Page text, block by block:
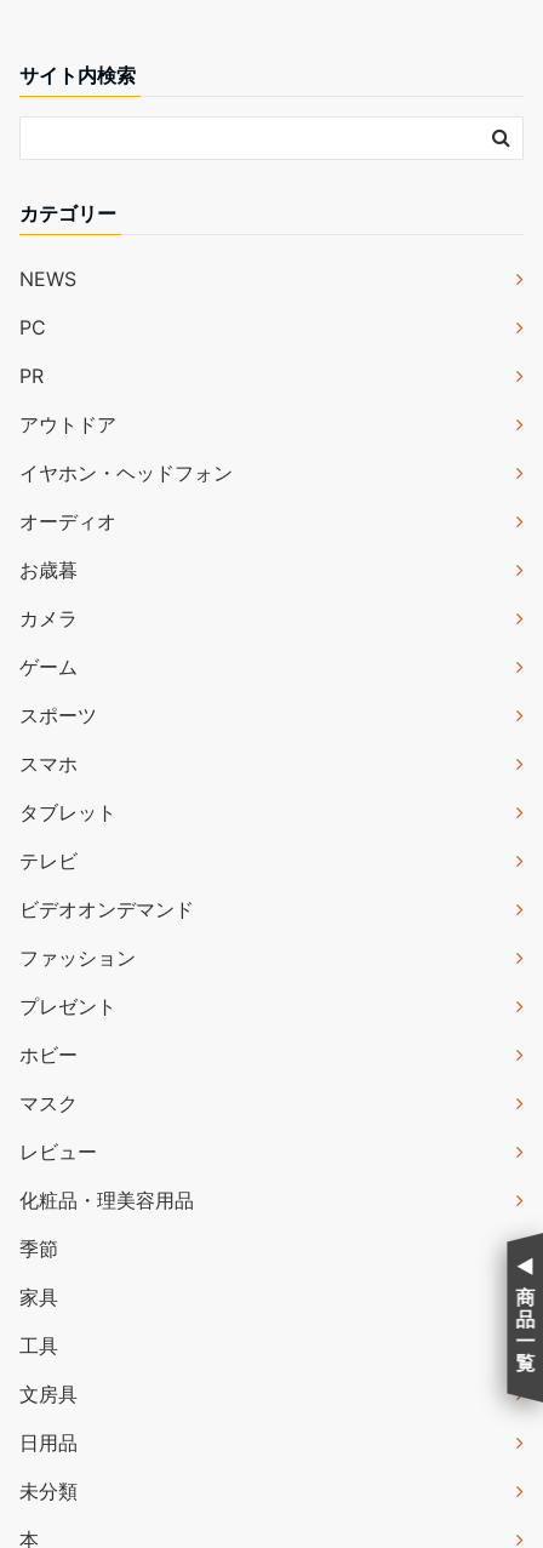
商
品
一
覧
サイト内検索
カテゴリー
NEWS
PC
PR
アウトドア
イヤホン・ヘッドフォン
オーディオ
お歳暮
カメラ
ゲーム
スポーツ
スマホ
タブレット
テレビ
ビデオオンデマンド
ファッション
プレゼント
ホビー
マスク
レビュー
化粧品・理美容用品
季節
家具
工具
文房具
日用品
未分類
本